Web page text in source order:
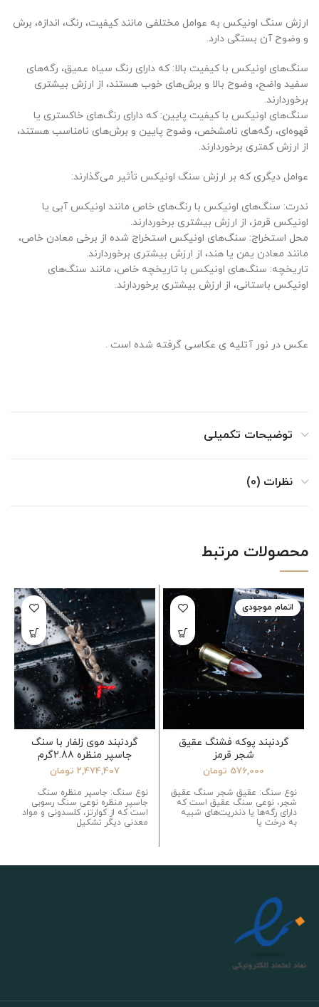
ارزش سنگ اونیکس به عوامل مختلفی مانند کیفیت، رنگ، اندازه، برش
و وضوح آن بستگی دارد.
سنگ‌های اونیکس با کیفیت بالا: که دارای رنگ سیاه عمیق، رگه‌های
سفید واضح، وضوح بالا و برش‌های خوب هستند، از ارزش بیشتری
برخوردارند.
سنگ‌های اونیکس با کیفیت پایین: که دارای رنگ‌های خاکستری یا
قهوه‌ای، رگه‌های نامشخص، وضوح پایین و برش‌های نامناسب هستند،
از ارزش کمتری برخوردارند.
عوامل دیگری که بر ارزش سنگ اونیکس تأثیر می‌گذارند:
ندرت: سنگ‌های اونیکس با رنگ‌های خاص مانند اونیکس آبی یا
اونیکس قرمز، از ارزش بیشتری برخوردارند.
محل استخراج: سنگ‌های اونیکس استخراج شده از برخی معادن خاص،
مانند معادن یمن یا هند، از ارزش بیشتری برخوردارند.
تاریخچه: سنگ‌های اونیکس با تاریخچه خاص، مانند سنگ‌های
اونیکس باستانی، از ارزش بیشتری برخوردارند.
عکس در نور آتلیه ی عکاسی گرفته شده است .
توضیحات تکمیلی
نظرات (0)
محصولات مرتبط
اتمام موجودی
گردنبند پوکه فشنگ عقیق
شجر قرمز
576,000 تومان
نوع سنگ: عقیق شجر سنگ عقیق
شجر، نوعی سنگ عقیق است که
دارای رگه‌ها یا دندریت‌های شبیه
به درخت یا
گردنبند موی زلفار با سنگ
جاسپر منظره 2.88گرم
2,474,407 تومان
نوع سنگ: جاسپر منظره سنگ
جاسپر منظره نوعی سنگ رسوبی
است که از کوارتز، کلسدونی و مواد
معدنی دیگر تشکیل